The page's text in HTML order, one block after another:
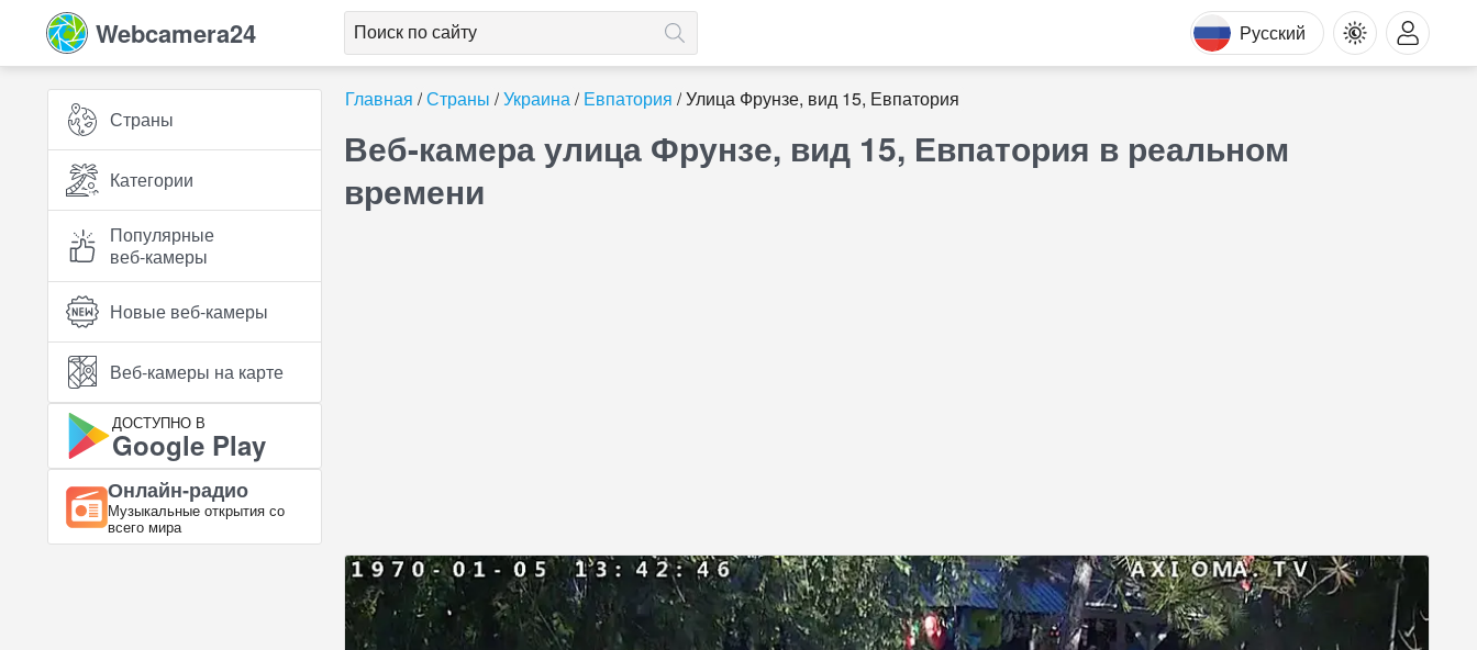
Webcamera24 Русский
Страны
Категории
Популярные
веб‑камеры
Новые веб‑камеры
Веб‑камеры на карте
ДОСТУПНО В
Google Play
Онлайн‑радио
Музыкальные открытия со
всего мира
Главная Страны Украина Евпатория Улица Фрунзе, вид 15, Евпатория
Веб-камера улица Фрунзе, вид 15, Евпатория в реальном
времени